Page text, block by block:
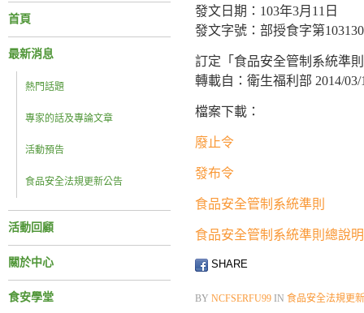
首頁
最新消息
熱門話題
專家的話及專論文章
活動預告
食品安全法規更新公告
活動回顧
關於中心
食安學堂
發文日期：103年3月11日
發文字號：部授食字第
訂定「食品安全管制系統準
轉載自：衛生福利部 2014/03/
檔案下載：
廢止令
發布令
食品安全管制系統準則
食品安全管制系統準則總說明
SHARE
BY NCFSERFU99 IN 食品安全法規更